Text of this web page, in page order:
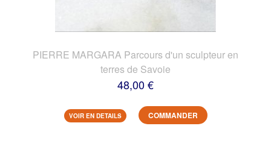
PIERRE MARGARA Parcours d'un sculpteur en
terres de Savoie
48,00 €
VOIR EN DETAILS COMMANDER